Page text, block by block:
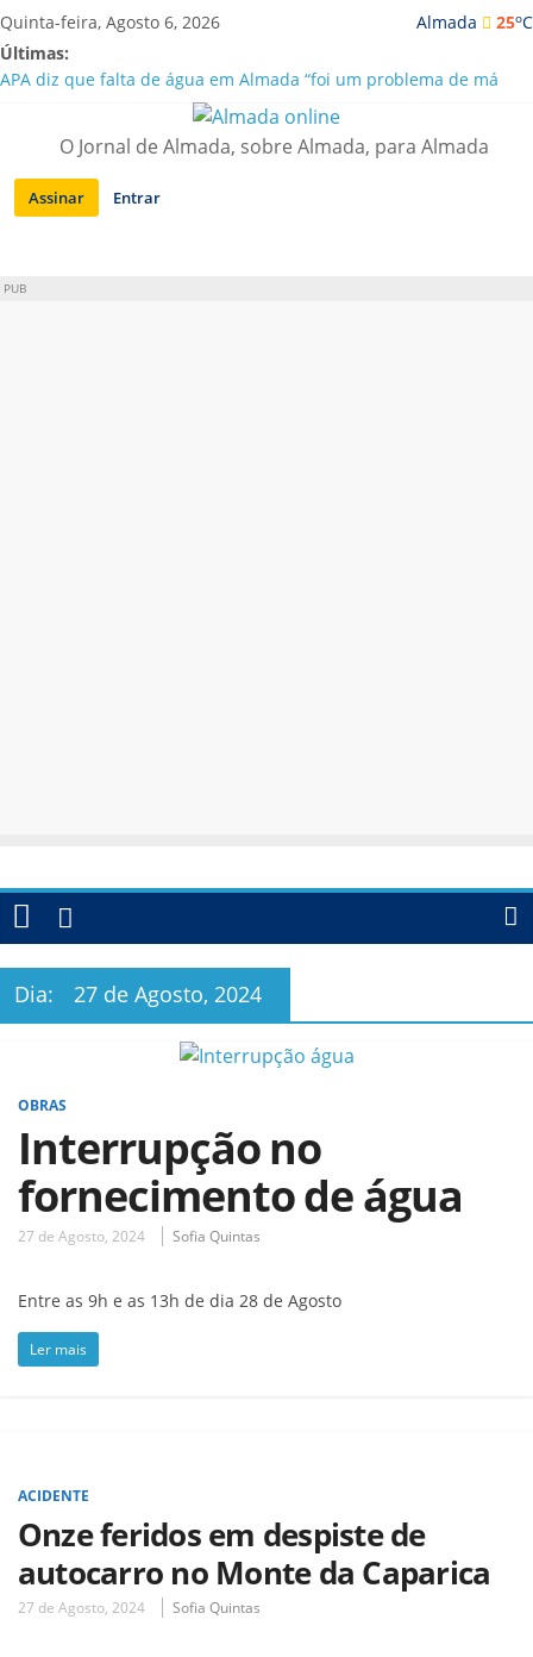
Saltar
para
conteúdo
Almada 25oC
Quinta-feira, Agosto 6, 2026
Últimas:
APA diz que falta de água em Almada “foi um problema de má
Laranjeiro | Cultura pop asiática invade a Casa Amarela
Ponte 25 de Abril celebra 60 anos com programa cultural entre
Lisboa e Almada
Situação de alerta em Almada renovada até final de Agosto
O Jornal de Almada, sobre Almada, para Almada
Assinar Entrar
PUB
Dia: 27 de Agosto, 2024
OBRAS
Interrupção no
fornecimento de água
27 de Agosto, 2024 Sofia Quintas
Entre as 9h e as 13h de dia 28 de Agosto
Ler mais
ACIDENTE
Onze feridos em despiste de
autocarro no Monte da Caparica
27 de Agosto, 2024 Sofia Quintas